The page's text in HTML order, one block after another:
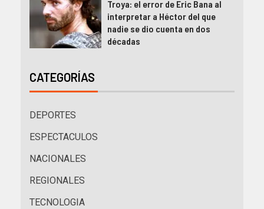
Troya: el error de Eric Bana al
interpretar a Héctor del que
nadie se dio cuenta en dos
décadas
CATEGORÍAS
DEPORTES
ESPECTACULOS
NACIONALES
REGIONALES
TECNOLOGIA